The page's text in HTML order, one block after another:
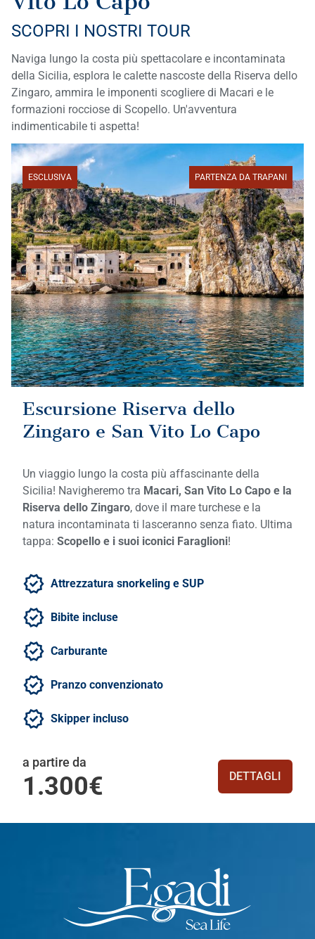
SCOPRI I NOSTRI TOUR
Naviga lungo la costa più spettacolare e incontaminata
della Sicilia, esplora le calette nascoste della Riserva dello
Zingaro, ammira le imponenti scogliere di Macari e le
formazioni rocciose di Scopello. Un'avventura
indimenticabile ti aspetta!
ESCLUSIVA PARTENZA DA TRAPANI
Escursione Riserva dello
Zingaro e San Vito Lo Capo
Un viaggio lungo la costa più affascinante della
Sicilia! Navigheremo tra Macari, San Vito Lo Capo e la
Riserva dello Zingaro, dove il mare turchese e la
natura incontaminata ti lasceranno senza fiato. Ultima
tappa: Scopello e i suoi iconici Faraglioni!
Attrezzatura snorkeling e SUP
Bibite incluse
Carburante
Pranzo convenzionato
Skipper incluso
a partire da
1.300€ DETTAGLI